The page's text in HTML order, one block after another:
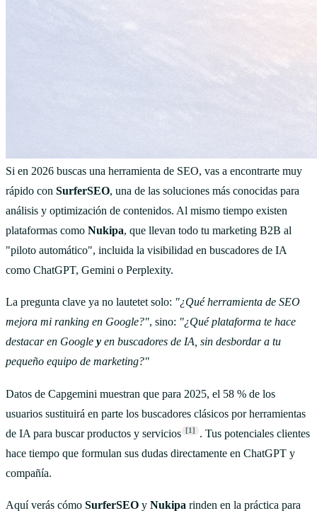
Si en 2026 buscas una herramienta de SEO, vas a encontrarte muy
rápido con SurferSEO, una de las soluciones más conocidas para
análisis y optimización de contenidos. Al mismo tiempo existen
plataformas como Nukipa, que llevan todo tu marketing B2B al
"piloto automático", incluida la visibilidad en buscadores de IA
como ChatGPT, Gemini o Perplexity.
La pregunta clave ya no lautetet solo: "¿Qué herramienta de SEO
mejora mi ranking en Google?", sino: "¿Qué plataforma te hace
destacar en Google y en buscadores de IA, sin desbordar a tu
pequeño equipo de marketing?"
Datos de Capgemini muestran que para 2025, el 58 % de los
usuarios sustituirá en parte los buscadores clásicos por herramientas
de IA para buscar productos y servicios [1]
. Tus potenciales clientes
hace tiempo que formulan sus dudas directamente en ChatGPT y
compañía.
Aquí verás cómo SurferSEO y Nukipa rinden en la práctica para